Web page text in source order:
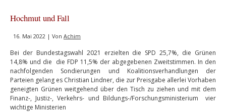
Hochmut und Fall
16. Mai 2022 | Von Achim
Bei der Bundestagswahl 2021 erzielten die SPD 25,7%, die Grünen
14,8% und die die FDP 11,5% der abgegebenen Zweitstimmen. In den
nachfolgenden Sondierungen und Koalitionsverhandlungen der
Parteien gelang es Christian Lindner, die zur Preisgabe allerlei Vorhaben
geneigten Grünen weitgehend über den Tisch zu ziehen und mit dem
Finanz-, Justiz-, Verkehrs- und Bildungs-/Forschungsministerium vier
wichtige Ministerien